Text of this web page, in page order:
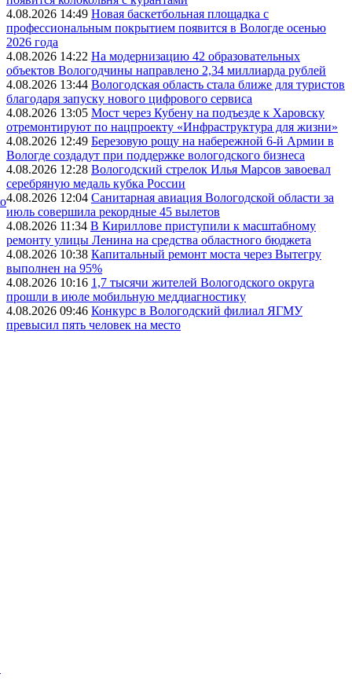
4.08.2026 14:49 Новая баскетбольная площадка с
профессиональным покрытием появится в Вологде осенью
2026 года
4.08.2026 14:22 На модернизацию 42 образовательных
объектов Вологодчины направлено 2,34 миллиарда рублей
4.08.2026 13:44 Вологодская область стала ближе для туристов
благодаря запуску нового цифрового сервиса
4.08.2026 13:05 Мост через Кубену на подъезде к Харовску
отремонтируют по нацпроекту «Инфраструктура для жизни»
4.08.2026 12:49 Березовую рощу на набережной 6-й Армии в
Вологде создадут при поддержке вологодского бизнеса
4.08.2026 12:28 Вологодский стрелок Илья Марсов завоевал
серебряную медаль кубка России
4.08.2026 12:04 Санитарная авиация Вологодской области за
июль совершила рекордные 45 вылетов
4.08.2026 11:34 В Кириллове приступили к масштабному
ремонту улицы Ленина на средства областного бюджета
4.08.2026 10:38 Капитальный ремонт моста через Вытегру
выполнен на 95%
4.08.2026 10:16 1,7 тысячи жителей Вологодского округа
прошли в июле мобильную меддиагностику
4.08.2026 09:46 Конкурс в Вологодский филиал ЯГМУ
превысил пять человек на место